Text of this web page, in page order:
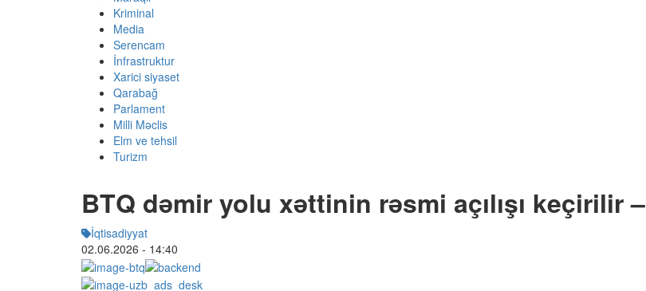
Kriminal
Media
Serencam
İnfrastruktur
Xarici siyaset
Qarabağ
Parlament
Milli Məclis
Elm ve tehsil
Turizm
BTQ dəmir yolu xəttinin rəsmi açılışı keçirilir –
İqtisadiyyat
02.06.2026 - 14:40